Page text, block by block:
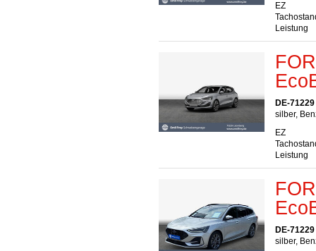
EZ
Leistung
DE-
silber,
EZ
Leistung
DE-
silber,